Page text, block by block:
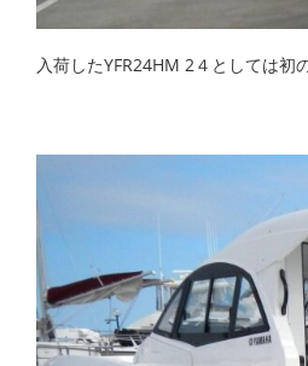
入荷したYFR24HM 2４としては